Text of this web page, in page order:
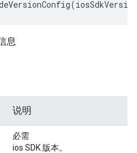
息
说明
必需
ios SDK 版本。